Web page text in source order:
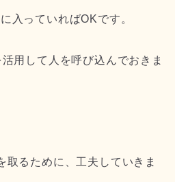
入っていればOKです。
用して人を呼び込んでおきま
取るために、工夫していきま